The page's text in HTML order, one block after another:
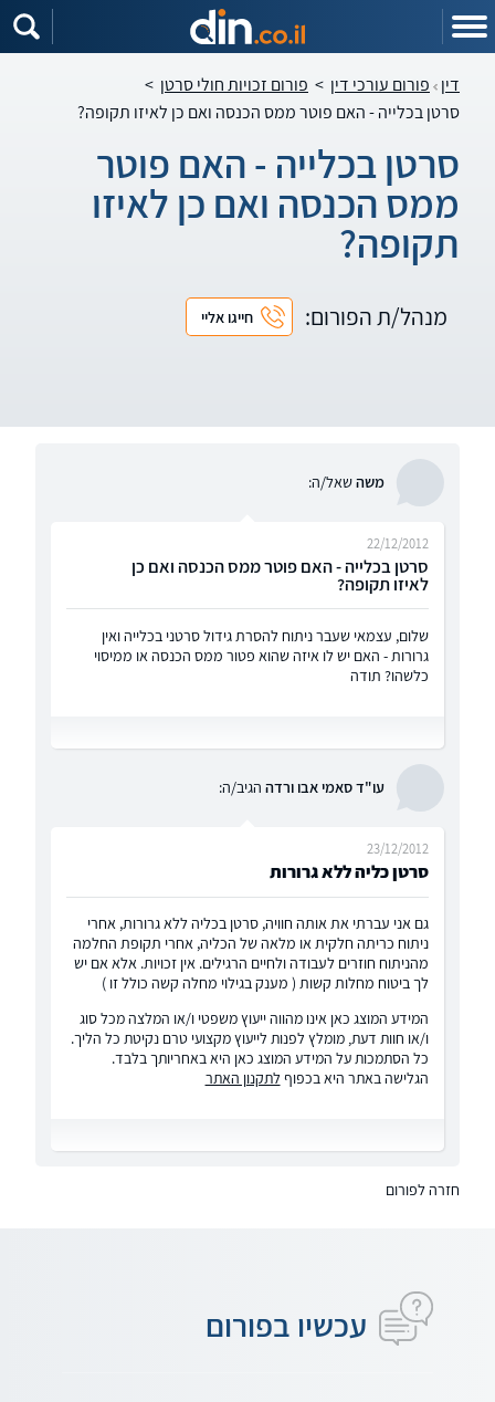
דין פורום עורכי דין > פורום זכויות חולי סרטן >
סרטן בכלייה - האם פוטר ממס הכנסה ואם כן לאיזו תקופה?
סרטן בכלייה - האם פוטר
ממס הכנסה ואם כן לאיזו
תקופה?
מנהל/ת הפורום: חייגו אליי
משהשאל/ה:
סרטן בכלייה - האם פוטר ממס הכנסה ואם כן
לאיזו תקופה?
22/12/2012
שלום, עצמאי שעבר ניתוח להסרת גידול סרטני בכלייה ואין
גרורות - האם יש לו איזה שהוא פטור ממס הכנסה או ממיסוי
כלשהו? תודה
עו"ד סאמי אבו ורדה הגיב/ה:
סרטן כליה ללא גרורות
23/12/2012
גם אני עברתי את אותה חוויה, סרטן בכליה ללא גרורות, אחרי
ניתוח כריתה חלקית או מלאה של הכליה, אחרי תקופת החלמה
מהניתוח חוזרים לעבודה ולחיים הרגילים. אין זכויות. אלא אם יש
לך ביטוח מחלות קשות ( מענק בגילוי מחלה קשה כולל זו )
המידע המוצג כאן אינו מהווה ייעוץ משפטי ו/או המלצה מכל סוג
ו/או חוות דעת, מומלץ לפנות לייעוץ מקצועי טרם נקיטת כל הליך.
כל הסתמכות על המידע המוצג כאן היא באחריותך בלבד.
הגלישה באתר היא בכפוף לתקנון האתר
חזרה לפורום
עכשיו בפורום